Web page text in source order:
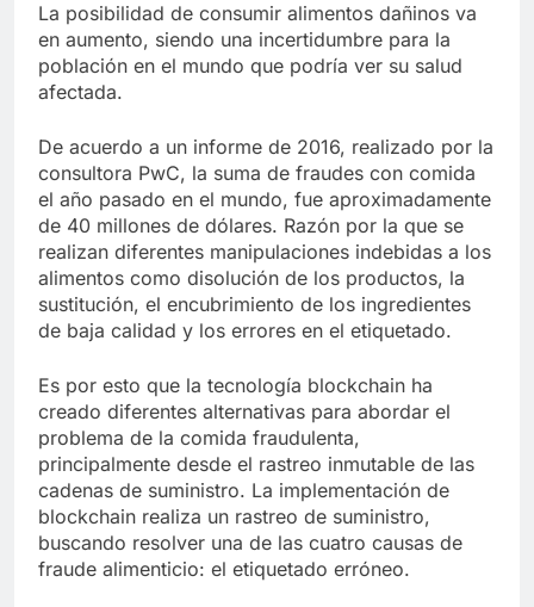
La posibilidad de consumir alimentos dañinos va
en aumento, siendo una incertidumbre para la
población en el mundo que podría ver su salud
afectada.
De acuerdo a un informe de 2016, realizado por la
consultora PwC, la suma de fraudes con comida
el año pasado en el mundo, fue aproximadamente
de 40 millones de dólares. Razón por la que se
realizan diferentes manipulaciones indebidas a los
alimentos como disolución de los productos, la
sustitución, el encubrimiento de los ingredientes
de baja calidad y los errores en el etiquetado.
Es por esto que la tecnología blockchain ha
creado diferentes alternativas para abordar el
problema de la comida fraudulenta,
principalmente desde el rastreo inmutable de las
cadenas de suministro. La implementación de
blockchain realiza un rastreo de suministro,
buscando resolver una de las cuatro causas de
fraude alimenticio: el etiquetado erróneo.